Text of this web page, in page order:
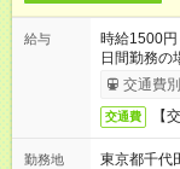
給与
時給1500
日間勤務の
日) +残業
交通費
交通費 【
勤務地
東京都千代